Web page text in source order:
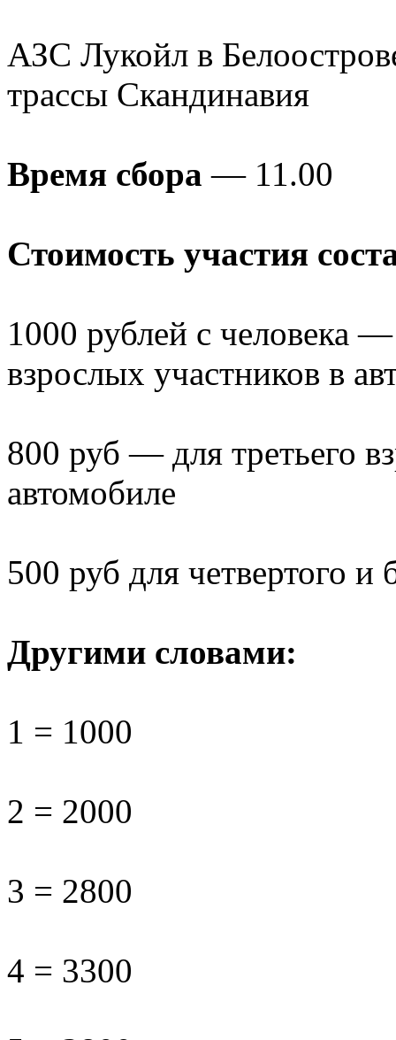
АЗС Лукойл в
трассы Скандинавия
Время сбора — 11.00
Стоимость участия
1000 рублей с человека
взрослых участников в
800 руб — для третьего
автомобиле
500 руб для четвертого и
Другими словами:
1 = 1000
2 = 2000
3 = 2800
4 = 3300